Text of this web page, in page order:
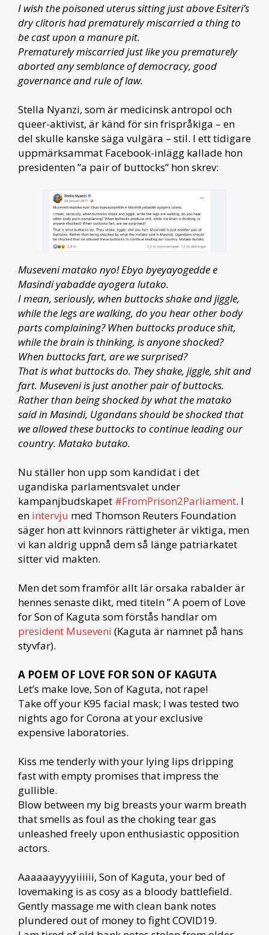
I wish the poisoned uterus sitting just above Esiteri’s
dry clitoris had prematurely miscarried a thing to
be cast upon a manure pit.
Prematurely miscarried just like you prematurely
aborted any semblance of democracy, good
governance and rule of law.
Stella Nyanzi, som är medicinsk antropol och
queer-aktivist, är känd för sin frispråkiga – en
del skulle kanske säga vulgära – stil. I ett tidigare
uppmärksammat Facebook-inlägg kallade hon
presidenten ”a pair of buttocks” hon skrev:
Museveni matako nyo! Ebyo byeyayogedde e
Masindi yabadde ayogera lutako.
I mean, seriously, when buttocks shake and jiggle,
while the legs are walking, do you hear other body
parts complaining? When buttocks produce shit,
while the brain is thinking, is anyone shocked?
When buttocks fart, are we surprised?
That is what buttocks do. They shake, jiggle, shit and
fart. Museveni is just another pair of buttocks.
Rather than being shocked by what the matako
said in Masindi, Ugandans should be shocked that
we allowed these buttocks to continue leading our
country. Matako butako.
Nu ställer hon upp som kandidat i det
ugandiska parlamentsvalet under
kampanjbudskapet #FromPrison2Parliament. I
en intervju med Thomson Reuters Foundation
säger hon att kvinnors rättigheter är viktiga, men
vi kan aldrig uppnå dem så länge patriarkatet
sitter vid makten.
Men det som framför allt lär orsaka rabalder är
hennes senaste dikt, med titeln ” A poem of Love
for Son of Kaguta som förstås handlar om
president Museveni (Kaguta är namnet på hans
styvfar).
A POEM OF LOVE FOR SON OF KAGUTA
Let’s make love, Son of Kaguta, not rape!
Take off your K95 facial mask; I was tested two
nights ago for Corona at your exclusive
expensive laboratories.
Kiss me tenderly with your lying lips dripping
fast with empty promises that impress the
gullible.
Blow between my big breasts your warm breath
that smells as foul as the choking tear gas
unleashed freely upon enthusiastic opposition
actors.
Aaaaaayyyyiiiiii, Son of Kaguta, your bed of
lovemaking is as cosy as a bloody battlefield.
Gently massage me with clean bank notes
plundered out of money to fight COVID19.